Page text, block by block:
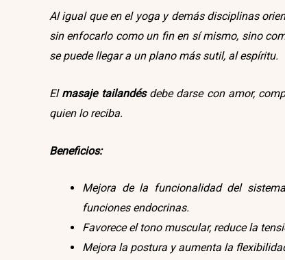
Al igual que en el yoga y demás disciplinas
sin enfocarlo como un fin en sí mismo, sino
se puede llegar a un plano más sutil, al espíritu.
El masaje tailandésdebe darse con amor,
quien lo reciba.
Beneficios:
Mejora de la funcionalidad del
funciones endocrinas.
Favorece el tono muscular, reduce la
Mejora la postura y aumenta la